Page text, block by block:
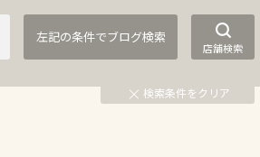
店舗検索
検索条件をクリア